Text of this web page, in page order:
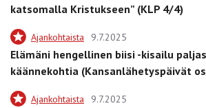
katsomalla Kristukseen” (KLP 4/4)
Ajankohtaista 9.7.2025
Elämäni hengellinen biisi -kisailu
käännekohtia (Kansanlähetyspäivät
Ajankohtaista 9.7.2025